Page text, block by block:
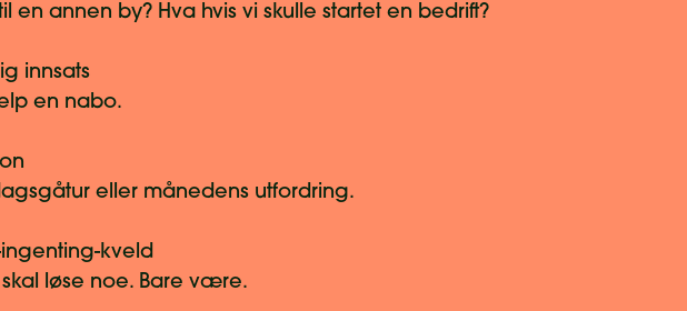
en annen by? Hva hvis vi skulle startet en bedrift?
innsats
en nabo.
eller månedens utfordring.
kveld
løse noe. Bare være.